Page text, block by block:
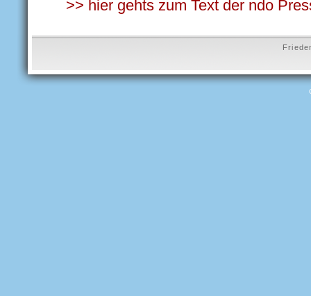
>> hier gehts zum Text der ndo